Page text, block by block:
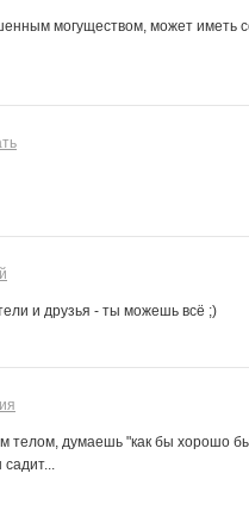
могуществом, может иметь
и друзья - ты можешь всё ;)
телом, думаешь "как бы хорошо